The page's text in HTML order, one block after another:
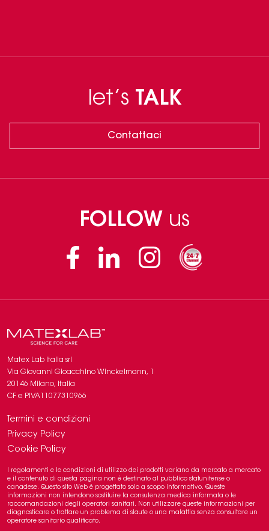
let’s TALK
Contattaci
FOLLOW us
FacebookLinkedin Instagram
Matex Lab Italia srl
​​Via Giovanni Gioacchino Winckelmann, 1
20146 Milano, Italia
CF e PIVA11077310966
Termini e condizioni
Privacy Policy
Cookie Policy
I regolamenti e le condizioni di utilizzo dei prodotti variano da mercato a mercato
e il contenuto di questa pagina non è destinato al pubblico statunitense o
canadese. Questo sito Web è progettato solo a scopo informativo. Queste
informazioni non intendono sostituire la consulenza medica informata o le
raccomandazioni degli operatori sanitari. Non utilizzare queste informazioni per
diagnosticare o trattare un problema di slaute o una malattia senza consultare un
operatore sanitario qualificato.